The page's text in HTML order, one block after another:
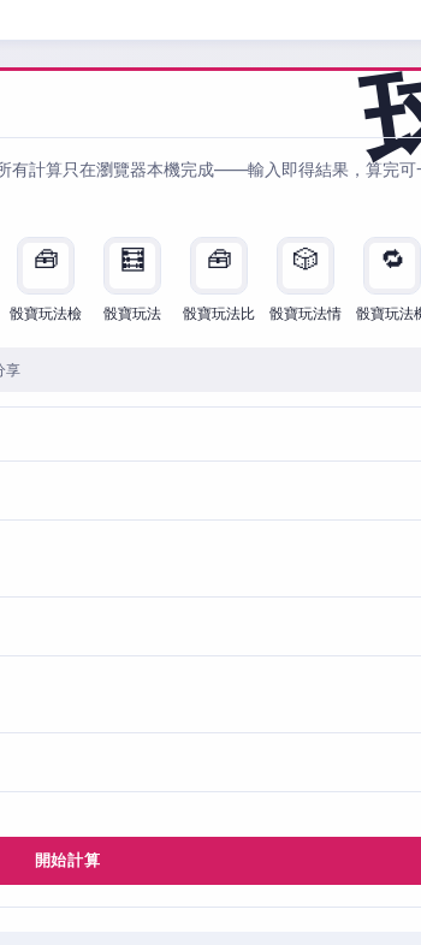
有計算只在瀏覽器本機完成——輸入即得結果，算完可
🧰
骰寶玩法檢
🧮
骰寶玩法
🧰
骰寶玩法比
🎲
骰寶玩法情
🔁
骰寶玩法
享
開始計算